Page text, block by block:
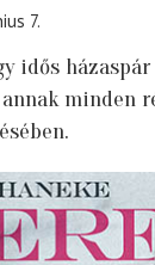
7.
idős
minden